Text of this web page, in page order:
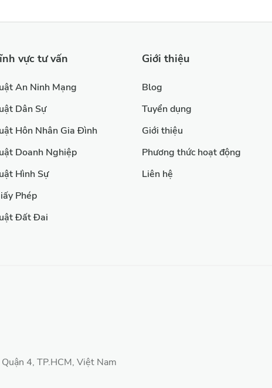
vực tư vấn
An Ninh Mạng
Dân Sự
Hôn Nhân Gia Đình
Doanh Nghiệp
Hình Sự
Phép
Đất Đai
Giới thiệu
Blog
Tuyển dụng
Giới thiệu
Phương thức hoạt động
Liên hệ
4, TP.HCM, Việt Nam